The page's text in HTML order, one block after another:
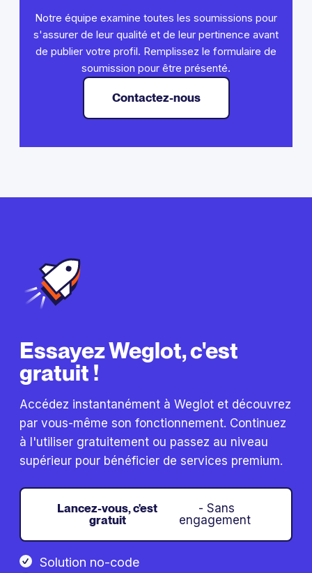
Notre équipe examine toutes les soumissions pour
s'assurer de leur qualité et de leur pertinence avant
de publier votre profil. Remplissez le formulaire de
soumission pour être présenté.
Contactez-nous
Essayez Weglot, c'est
gratuit !
Accédez instantanément à Weglot et découvrez
par vous-même son fonctionnement. Continuez
à l'utiliser gratuitement ou passez au niveau
supérieur pour bénéficier de services premium.
Lancez-vous, c'est
gratuit
- Sans
engagement
Solution no-code